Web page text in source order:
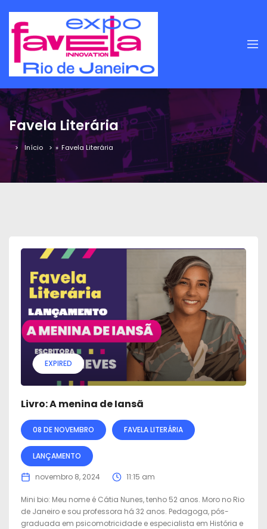
Favela Literária
Início » Favela Literária
EXPIRED
Livro: A menina de Iansã
08 DE NOVEMBRO FAVELA LITERÁRIA
LANÇAMENTO
novembro 8, 2024 11:15 am
Mini bio: Meu nome é Cátia Nunes, tenho 52 anos. Moro no Rio
de Janeiro e sou professora há 32 anos. Pedagoga, pós-
graduada em psicomotricidade e especialista em História e